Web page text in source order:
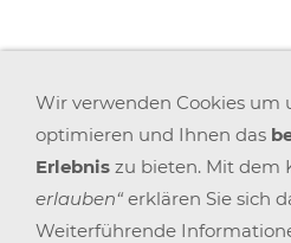
AGB WIDERRUFSRECHT
ARBEITSPLATZEXPERTEN
Wir verwenden Cookies um
optimieren und Ihnen das
Erlebnis zu bieten. Mit dem
erlauben“ erklären Sie sich
Weiterführende